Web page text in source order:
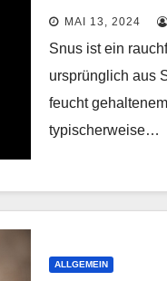
MAI 13, 2024
Snus ist ein
ursprünglich aus
feucht
typischerweise…
ALLGEMEIN